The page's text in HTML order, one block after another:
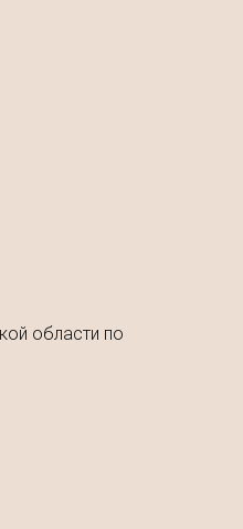
области по